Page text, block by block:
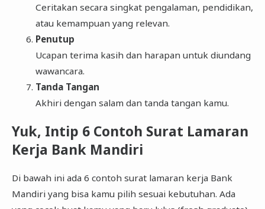
Ceritakan secara singkat pengalaman, pendidikan,
atau kemampuan yang relevan.
Penutup
Ucapan terima kasih dan harapan untuk diundang
wawancara.
Tanda Tangan
Akhiri dengan salam dan tanda tangan kamu.
Yuk, Intip 6 Contoh Surat Lamaran
Kerja Bank Mandiri
Di bawah ini ada 6 contoh surat lamaran kerja Bank
Mandiri yang bisa kamu pilih sesuai kebutuhan. Ada